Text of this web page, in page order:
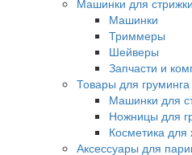
Машинки для стрижки
Машинки
Триммеры
Шейверы
Запчасти и
Товары для груминга
Машинки для
Ножницы для
Косметика для
Аксессуары для